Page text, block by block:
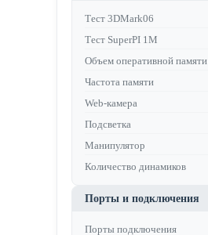
Тест 3DMark06
Тест SuperPI 1M
Объем оперативной памяти
Частота памяти
Web-камера
Подсветка
Манипулятор
Количество динамиков
Порты и подключения
Порты подключения